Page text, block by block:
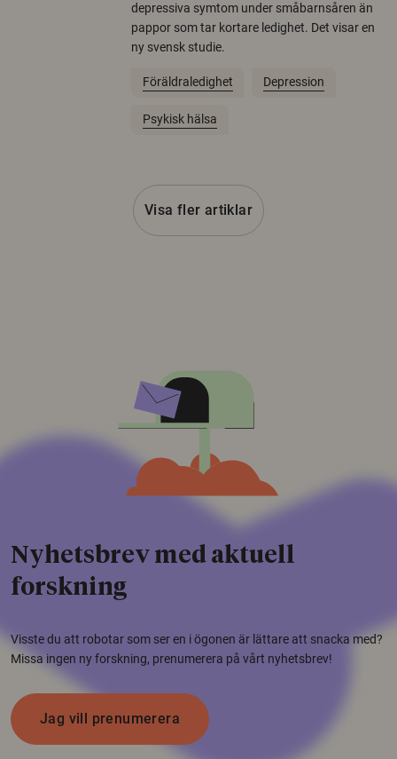
depressiva symtom under småbarnsåren än
pappor som tar kortare ledighet. Det visar en
ny svensk studie.
Föräldraledighet Depression
Psykisk hälsa
Visa fler artiklar
Nyhetsbrev med aktuell
forskning
Visste du att robotar som ser en i ögonen är lättare att snacka med?
Missa ingen ny forskning, prenumerera på vårt nyhetsbrev!
Jag vill prenumerera